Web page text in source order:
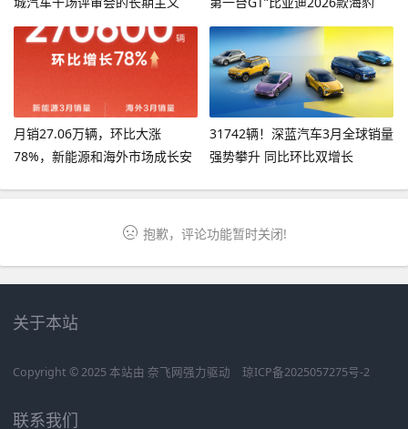
06GT焕新上市！
月销27.06万辆，环比大涨
78%，新能源和海外市场成长安
31742辆！深蓝汽车3月全球销量
强势攀升 同比环比双增长
抱歉，评论功能暂时关闭!
关于本站
Copyright © 2025 本站由 奈飞网强力驱动 琼ICP备2025057275号-2
联系我们